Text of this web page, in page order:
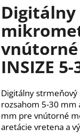
INSIZE
Digitálny
rozsahom 5-30 mm
mm pre vnútorné
aretácie vretena a